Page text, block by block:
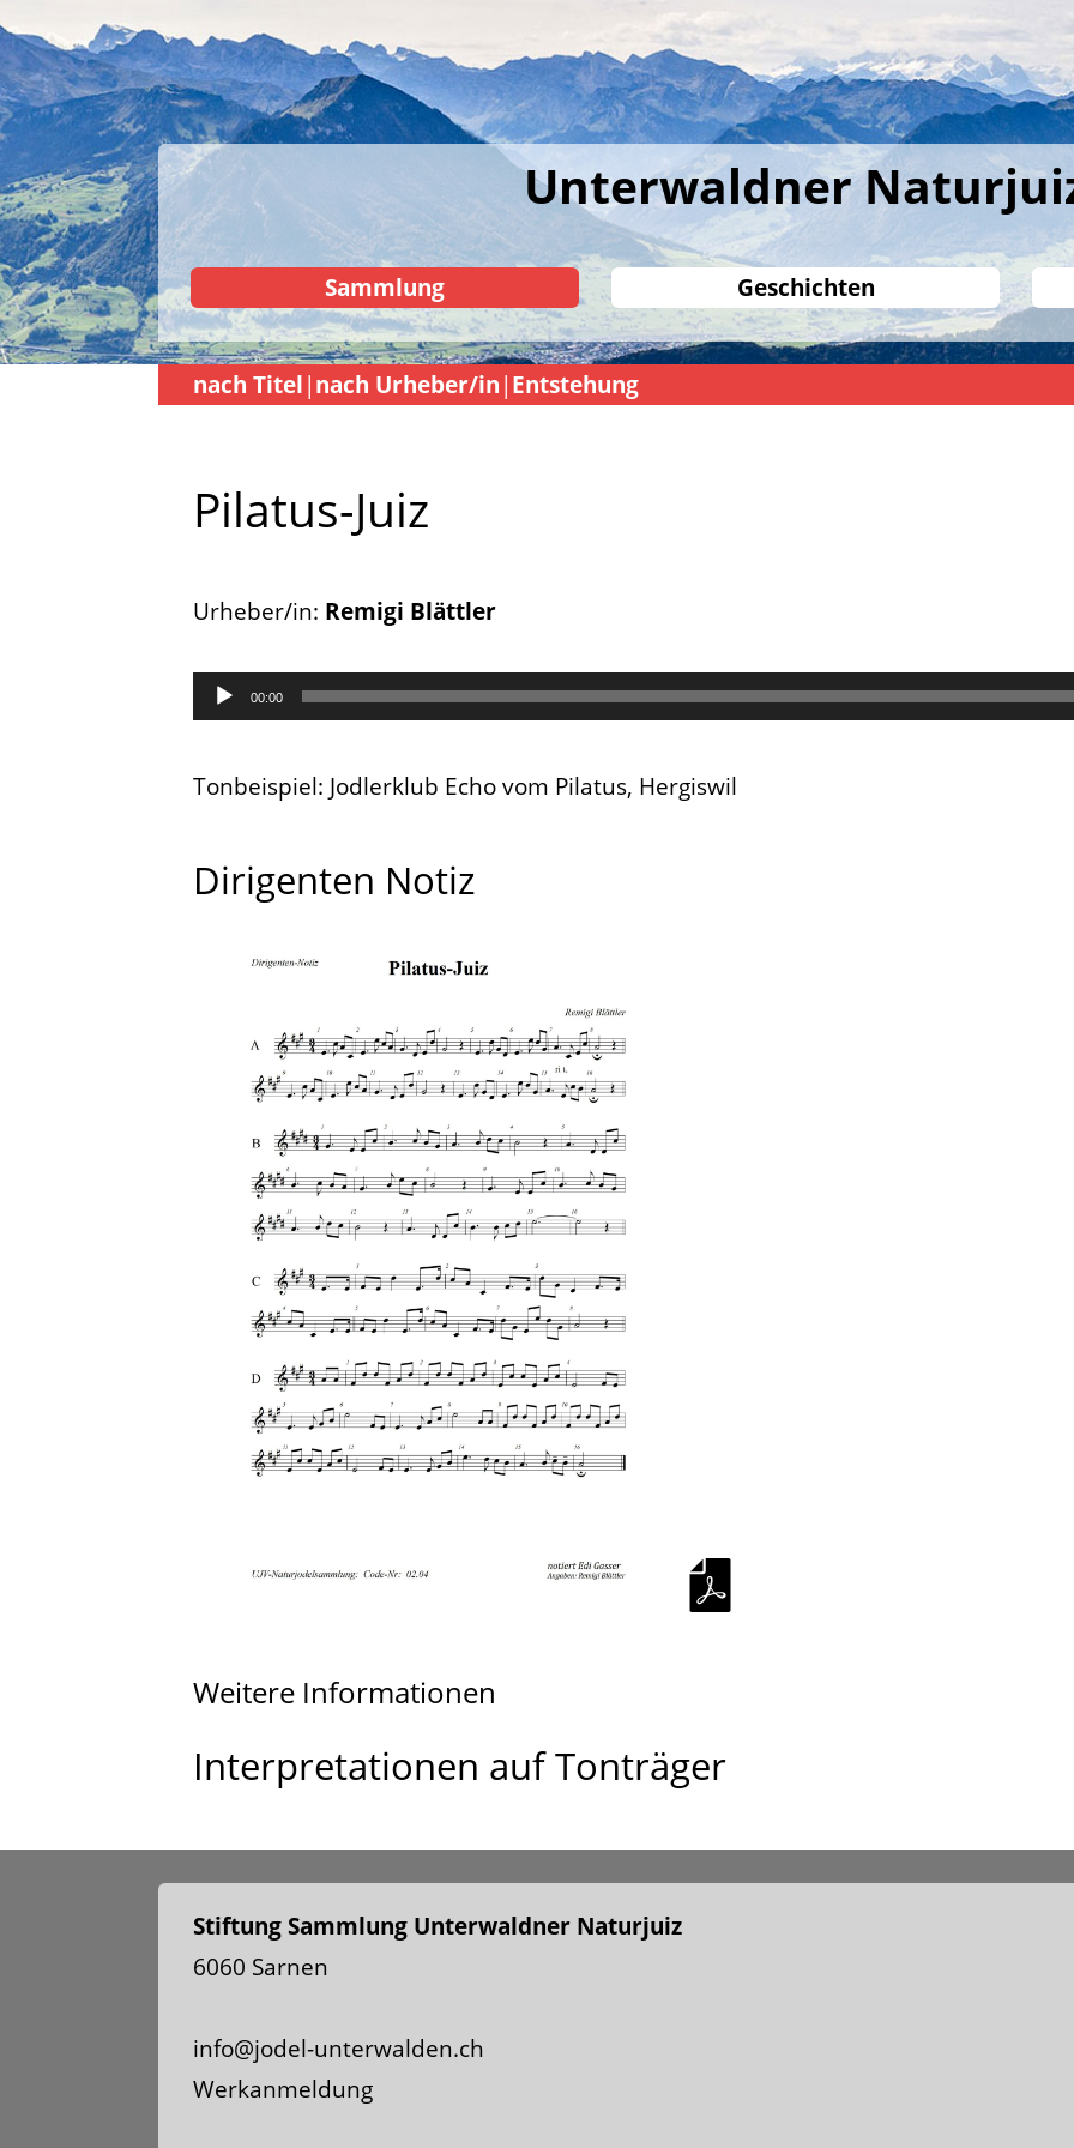
Unterwaldner
Sammlung
nach Titel nach Urheber/in Entstehung
Geschichten
Pilatus-Juiz
Urheber/in: Remigi Blättler
Audio-00:00
Tonbeispiel: Jodlerklub Echo vom Pilatus, Hergiswil
Dirigenten Notiz
Weitere Informationen
Interpretationen auf Tonträger
Stiftung Sammlung Unterwaldner Naturjuiz
6060 Sarnen
info@jodel-unterwalden.ch
Werkanmeldung